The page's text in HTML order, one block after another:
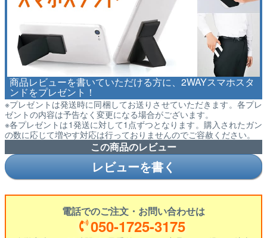
商品レビューを書いていただける方に、2WAYスマホスタ
ンドをプレゼント！
※プレゼントは発送時に同梱してお送りさせていただきます。各プレ
ゼントの内容は予告なく変更になる場合がございます。
※各プレゼントは1発送に対して1点ずつとなります。購入されたガン
の数に応じて増やす対応は行っておりませんのでご容赦ください。
この商品のレビュー
レビューを書く
電話でのご注文・お問い合わせは
050-1725-3175